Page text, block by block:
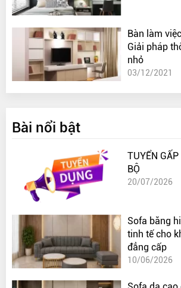
Bàn làm
Giải pháp
nhỏ
03/12/2021
Bài nổi bật
TUYỂN
BỘ
20/07/2026
Sofa băng
tinh tế cho
đẳng cấp
10/06/2026